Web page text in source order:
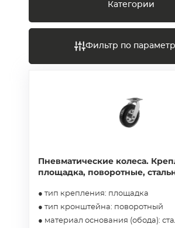
Категории
Фильтр по
Пневматические колеса.
площадка, поворотные,
● тип крепления: площадка
● тип кронштейна: поворотный
● материал основания (обода):